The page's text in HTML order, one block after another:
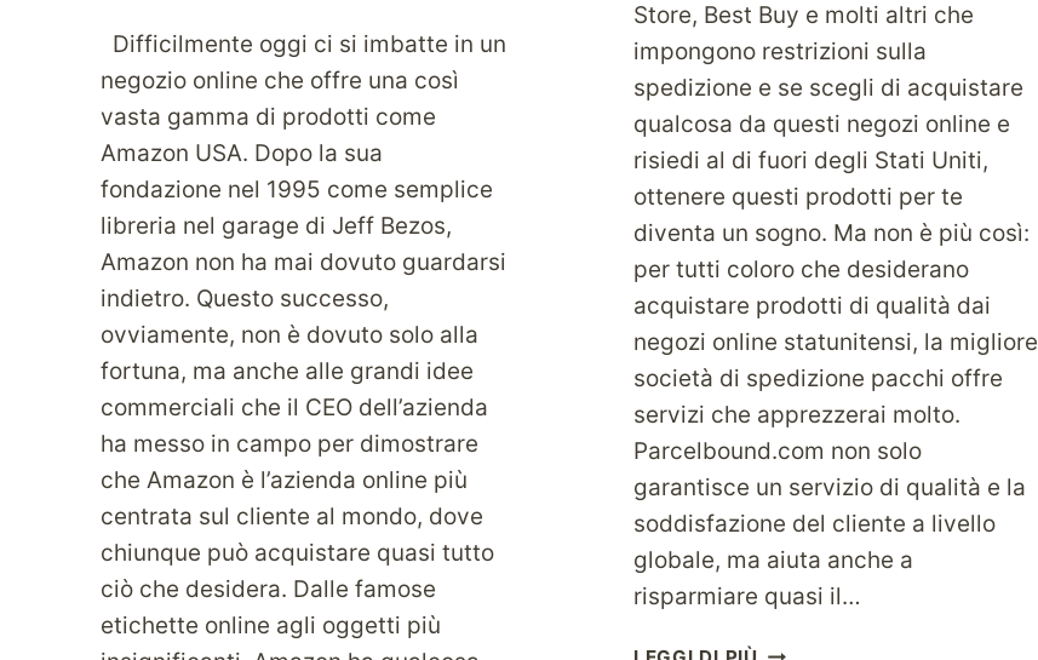
Difficilmente oggi ci si imbatte in un
negozio online che offre una così
vasta gamma di prodotti come
Amazon USA. Dopo la sua
fondazione nel 1995 come semplice
libreria nel garage di Jeff Bezos,
Amazon non ha mai dovuto guardarsi
indietro. Questo successo,
ovviamente, non è dovuto solo alla
fortuna, ma anche alle grandi idee
commerciali che il CEO dell’azienda
ha messo in campo per dimostrare
che Amazon è l’azienda online più
centrata sul cliente al mondo, dove
chiunque può acquistare quasi tutto
ciò che desidera. Dalle famose
etichette online agli oggetti più
Store, Best Buy e molti altri che
impongono restrizioni sulla
spedizione e se scegli di acquistare
qualcosa da questi negozi online e
risiedi al di fuori degli Stati Uniti,
ottenere questi prodotti per te
diventa un sogno. Ma non è più così:
per tutti coloro che desiderano
acquistare prodotti di qualità dai
negozi online statunitensi, la migliore
società di spedizione pacchi offre
servizi che apprezzerai molto.
Parcelbound.com non solo
garantisce un servizio di qualità e la
soddisfazione del cliente a livello
globale, ma aiuta anche a
risparmiare quasi il…
SPEDISCI